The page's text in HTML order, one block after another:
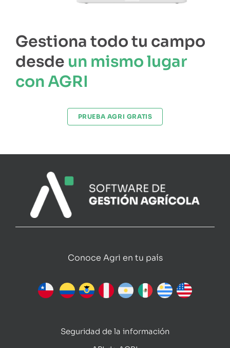
Gestiona todo tu campo
desde un mismo lugar
con AGRI
PRUEBA AGRI GRATIS
Conoce Agri en tu país
Seguridad de la información